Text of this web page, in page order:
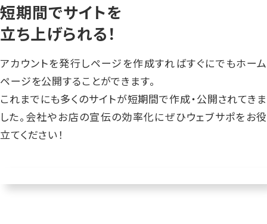
短期間でサイトを
立ち上げられる！
アカウントを発行しページを作成すればすぐにでもホーム
ページを公開することができます。
これまでにも多くのサイトが短期間で作成・公開されてきま
した。会社やお店の宣伝の効率化にぜひウェブサポをお役
立てください！